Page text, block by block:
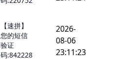
【速拼】
您的短信
验证
码:842228
2026-
08-06
23:11:23